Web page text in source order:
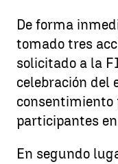
De forma
tomado tres
solicitado a la
celebración del
consentimiento
participantes
En segundo